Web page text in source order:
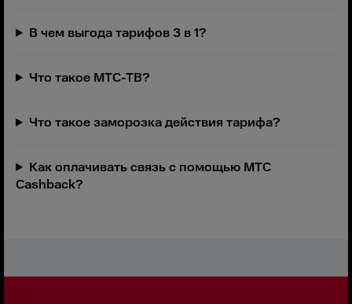
В чем выгода тарифов 3 в 1?
Что такое МТС-ТВ?
Что такое заморозка действия тарифа?
Как оплачивать связь с помощью МТС
Cashback?